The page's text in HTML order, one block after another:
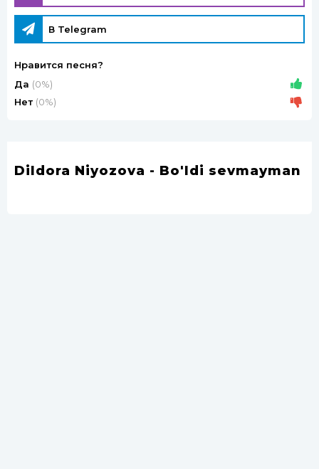
В Telegram
Нравится песня?
Да (0%)
Нет (0%)
Dildora Niyozova - Bo'ldi sevmayman